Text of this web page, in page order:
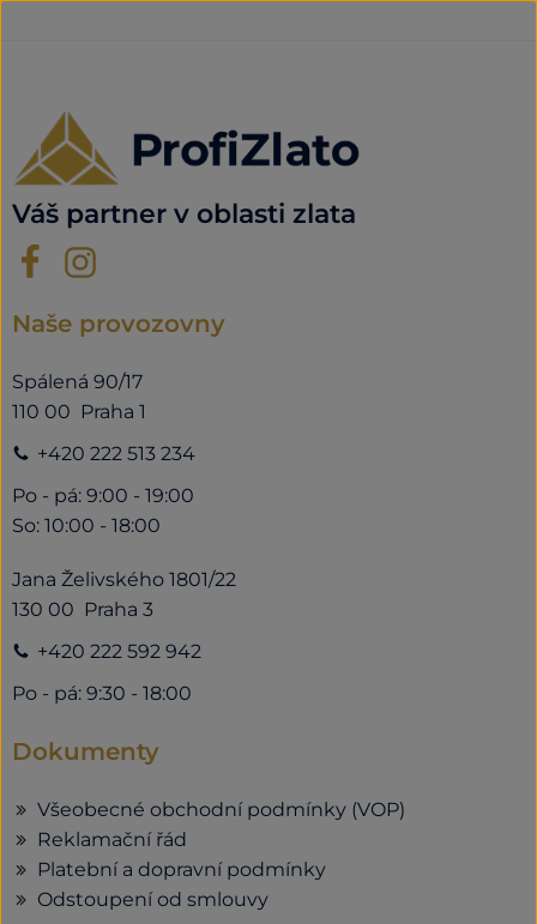
Váš partner v oblasti zlata
Naše provozovny
Spálená 90/17
110 00 Praha 1
+420 222 513 234
Po - pá: 9:00 - 19:00
So: 10:00 - 18:00
Jana Želivského 1801/22
130 00 Praha 3
+420 222 592 942
Po - pá: 9:30 - 18:00
Dokumenty
Všeobecné obchodní podmínky (VOP)
Reklamační řád
Platební a dopravní podmínky
Odstoupení od smlouvy